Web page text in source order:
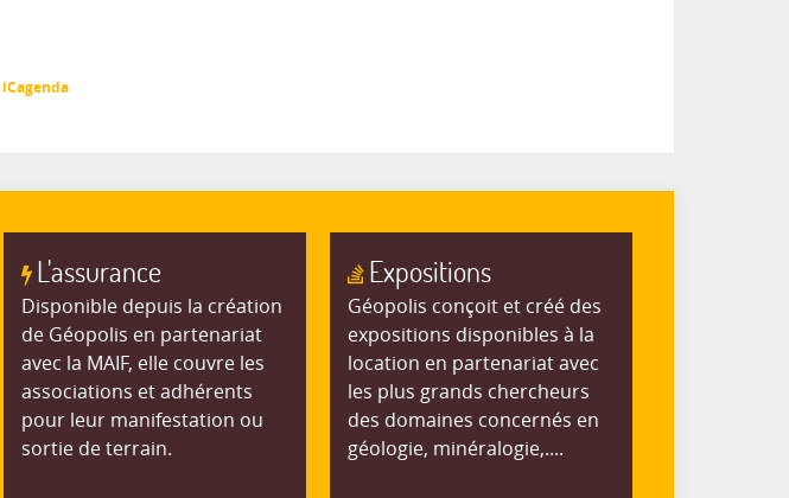
iCagenda
L'assurance
Disponible depuis la création
de Géopolis en partenariat
avec la MAIF, elle couvre les
associations et adhérents
pour leur manifestation ou
sortie de terrain.
Expositions
Géopolis conçoit et créé des
expositions disponibles à la
location en partenariat avec
les plus grands chercheurs
des domaines concernés en
géologie, minéralogie,....